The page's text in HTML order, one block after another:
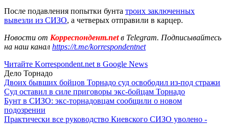
После подавления попытки бунта троих заключенных
вывезли из СИЗО, а четверых отправили в карцер.
Новости от Корреспондент.netв Telegram. Подписывайтесь
на наш канал https://t.me/korrespondentnet
Читайте Korrespondent.net в Google News
Дело Торнадо
Двоих бывших бойцов Торнадо суд освободил из-под стражи
Суд оставил в силе приговоры экс-бойцам Торнадо
Бунт в СИЗО: экс-торнадовцам сообщили о новом
подозрении
Практически все руководство Киевского СИЗО уволено -